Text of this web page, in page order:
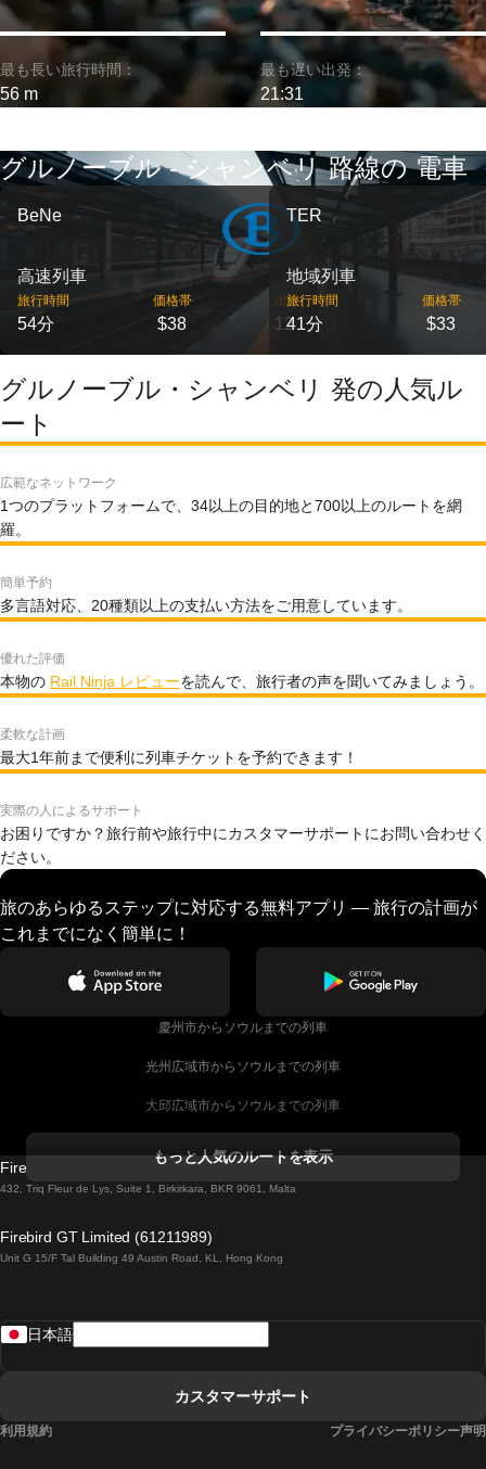
最も長い旅行時間：
56 m
最も遅い出発：
21:31
グルノーブル - シャンベリ 路線の 電車
BeNe
高速列車
旅行時間
54分
価格帯
$38
出発
12
TER
地域列車
旅行時間
41分
価格帯
$33
グルノーブル・シャンベリ 発の人気ル
ート
広範なネットワーク
1つのプラットフォームで、34以上の目的地と700以上のルートを網
羅。
簡単予約
多言語対応、20種類以上の支払い方法をご用意しています。
優れた評価
本物の Rail Ninja レビューを読んで、旅行者の声を聞いてみましょう。
柔軟な計画
最大1年前まで便利に列車チケットを予約できます！
実際の人によるサポート
お困りですか？旅行前や旅行中にカスタマーサポートにお問い合わせく
ださい。
旅のあらゆるステップに対応する無料アプリ — 旅行の計画が
これまでになく簡単に！
慶州市からソウルまでの列車
光州広域市からソウルまでの列車
大邱広域市からソウルまでの列車
ダブリンからゴールウェイまでの列車
ローマからナポリまでの列車
もっと人気のルートを表示
Firebird GT Limited (OC 1451)
432, Triq Fleur de Lys, Suite 1, Birkirkara, BKR 9061, Malta
Firebird GT Limited (61211989)
Unit G 15/F Tal Building 49 Austin Road, KL, Hong Kong
日本語
カスタマーサポート
利用規約 プライバシーポリシー声明